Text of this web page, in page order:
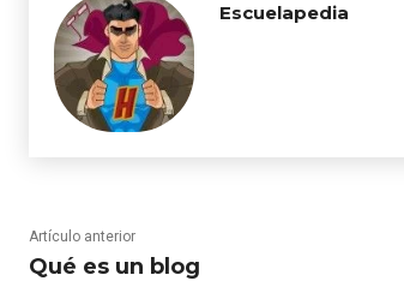
Escuelapedia
Artículo anterior
Qué es un blog